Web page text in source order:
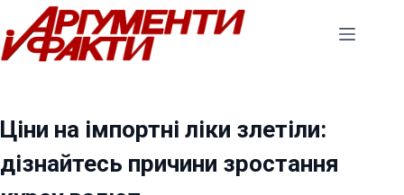
Перейти
до
вмісту
Ціни на імпортні ліки злетіли:
дізнайтесь причини зростання